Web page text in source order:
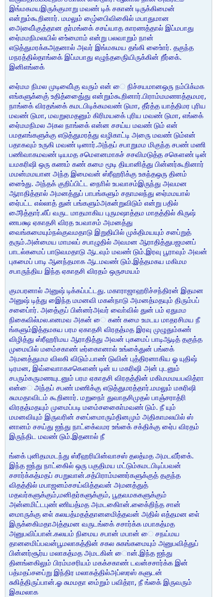
இங்மகமயஇருக்குமாறு மவண் டிக் சகாண் டிருக்கிமைன்
என்றும்கூறினார். மமலும் முை்பிைவிகைில் மபாதுமான
அைவிை்குத்தான தர்மங்கை் சசய்யாத காரணத்தால் இப்மபாது
ஏை்மமநிமலயில் உை்மைாம் என்று பலவாறும் நான்
எடுத்துமரக்கஅதனால் அவர் இங்மகமய தங்கி உை்ைார். தகுந்த
மநரத்தில்தாங்கை் இப்மபாது எழுந்தருைியிருக்கின் றீர்கை்.
இனிஎங்கை்
ஏை்மம நிமல முடிவிை்கு வரும் என் ை நிச்சயமானஒரு நம்பிக்மக
எங்களுக்குை் உதித்துை்ைது என்றும்கூறினார்.பிராம்மமணாத்தமமர,
நாங்கை் விரதங்கை் கமடபிடிக்கமவண் டுமா, தீர்த்த யாத்திமர புரிய
மவண் டுமா, மவறுஏமதனும் கிரிமயகை் புரிய மவண் டுமா, எங்கை்
ஏை்மமநிமல அகல நாங்கை் என்ன சசய்ய மவண் டும் என்
பமதஎங்களுக்கு எடுத்துமரத்து வழிகாட்டி அருை மவண் டும்என்
பதாகவும் உருகி மவண் டினார்.அந்தப் சபாறுமம மிகுந்த சபண் மணி
பணிவாகமவண் டியமத சமௌனமாகச் சசவிமடுத்த சகௌண் டின்
யமகரிஷி ஒரு கணம் கண் கமை மூடி தியானித்து பின்னர்கூறினார்
மமன்மமயான அந்த இமைவன் ஸ்ரீஹரிக்கு உகந்தஒரு தினம்
உை்ைது. அந்தக் குறிப்பிட்ட நாைில் உபவாசம்இருந்து அவமன
ஆராதித்தால் அமனத்துப் பாபங்களும் சதாமலந்து ஏை்மமயால்
ஏை்பட்ட எல்லாத் துன் பங்களும்அகன்றுவிடும் என்று பதில்
அைித்தார்.லீப் வருட மாதமாகிய புருமஷாத்தம மாதத்தில் கிருஷ்
ணபக்ஷ ஏகாதசி விரத உபவாசம் அமனத்து
வைங்கமையும்நல்குவமதாடு இறுதியில் முக்திமயயும் சபை்றுத்
தரும்.அன்மைய மாமலப் சபாழுதில் அவமன ஆராதித்துபஜமனப்
பாடல்கமைப் பாடுவமதாடு ஆடவும் மவண் டும்.இரவு பூராவும் அவன்
புகமைப் பாடி ஆனந்தமாக ஆடமவண் டும்.இத்தமகய மகிமம
சபாருந்திய இந்த ஏகாதசி விரதம் ஒருசமயம்
குமபரனால் அனுஷ் டிக்கப்பட்டது. மகாராஜாஹரிச்சந்திரன் இதமன
அனுஷ் டித்து இைந்த மமனவி மகன்நாடு அமனத்மதயும் திரும்பப்
சபை்ைார். அதை்குப் பின்னர்அவர் வாை்வில் துன் பம் ஏதுமம
நிகைவில்மல.எனமவ அகன் ை கண் கமை உமடய மாதரசிமய நீ
ங்களும்இத்தமகய பரம ஏகாதசி விரதத்மத இரவு முழுதும்கண்
விழித்து ஸ்ரீஹரிமய ஆராதித்து அவன் புகமைப் பாடிஆடித் தகுந்த
முமையில் மமை்சகாண் டீர்கைானால் உங்கை்துன் பங்கை்
அமனத்துமம விலகி விடும்.பாண் டுவின் புத்திரனாகிய ஓ யுதிஷ்
டிரமன, இவ்வாைாகசகௌண் டின் ய மகரிஷி அன் புடனும்
சபரும்கருமணயுடனும் பரம ஏகாதசி விரதத்தின் மகிமமமயபவித்ரா
என்ை அந்தப் சபண் மணிக்கு எடுத்துமரத்தார்.மமலும் மகரிஷி
சுமமதாவிடம் கூறினார். மறுநாை் துவாதசிமுதல் பாஞ்சராத்ரி
விரதத்மதயும் முமைப்படி மமை்சகாை்ைமவண் டும். நீ யும்
மமனவியும் இருவரின் சபை்மைாரும்தினமும் அதிகாமலயில் ஸ்
னானம் சசய்து ஐந்து நாட்கை்வமர உங்கை் சக்திக்கு ஏை்ப விரதம்
இருந்திட மவண் டும்.இதனால் நீ
ங்கை் புனிதமமடந்து ஸ்ரீஹரியின்வாசஸ் தலத்மத அமடவீர்கை்.
இந்த ஐந்து நாட்கைில் ஒரு பகுதிமய மட்டும்கமடபிடிப்பவன்
சசார்க்கத்மதப் சபறுவான்.சத்பிராம்மணர்களுக்குத் தகுந்த
விதத்தில் மபாஜனம்சசய்வித்தவன் அமனத்துத்
மதவர்களுக்கும்,மனிதர்களுக்கும், பூதவமககளுக்கும்
அன்னமிட்டபுண் ணியத்மத அமடகிைான்.கை்ைறிந்த சான்
மைாருக்கு எை் கலயத்மதத்தானமைித்தவன் அதில் எத்தமன எை்
இருக்கிைமதாஅத்தமன வருடங்கை் சசார்க்க மபாகத்மத
அனுபவிப்பான்.கலயம் நிமைய சபான் மபான் ை சநய்மய
தானமைிப்பவன்பூமலாகத்தின் சகல சுகங்கமையும் அனுபவித்துப்
பின்னர்சூர்ய மலாகத்மத அமடகின் ைான்.இந்த ஐந்து
தினங்கைிலும் பிரம்மசரியம் மகக்சகாண் டவன்சசார்க்க இன்
பத்மதப்சபை்று இந்திர மலாகத்தில்அப்ஸரஸ் களுடன்
சுகித்திருப்பான்.ஓ சுமமதா மை்றும் பவித்ரா, நீ ங்கை் இருவரும்
இகமலாக